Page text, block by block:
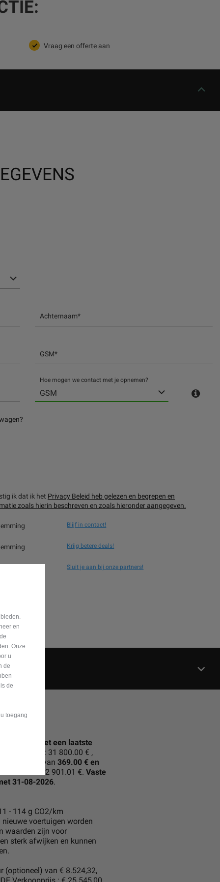
Vraag een offerte aan
Achternaam*
GSM*
Hoe mogen we contact met je opnemen?
GSM
ik dat ik het Privacy Beleid heb gelezen en begrepen en
zoals hierin beschreven en zoals hieronder aangegeven.
Blijf in contact!
Krijg betere deals!
Sluit je aan bij onze partners!
afbetaling met een laatste
prijs : 31 800.00 € ,
van 369.00 € en
: 32 901.01 €. Vaste
31-08-2026.
- 114 g CO2/km
voertuigen worden
waarden zijn voor
sterk afwijken en kunnen
(optioneel) van € 8.524,32,
en
Onze
u
de
de
toegang